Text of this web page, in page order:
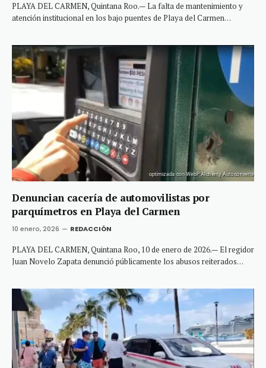
PLAYA DEL CARMEN, Quintana Roo.— La falta de mantenimiento y
atención institucional en los bajo puentes de Playa del Carmen…
Denuncian cacería de automovilistas por
parquímetros en Playa del Carmen
10 enero, 2026 REDACCIÓN
PLAYA DEL CARMEN, Quintana Roo, 10 de enero de 2026.— El regidor
Juan Novelo Zapata denunció públicamente los abusos reiterados…